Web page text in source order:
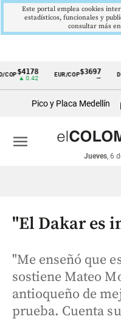
Cintillo
económicos
Colombia
$4178
▲ 0.42
EUR/COP$3697
Pico y Placa Medellín
Jueves, 6
menu
"El Dakar es
"Me enseñó que
sostiene Mateo
antioqueño de
prueba. Cuenta
Este portal emplea cookies
estadísticos, funcionales y
consultar más